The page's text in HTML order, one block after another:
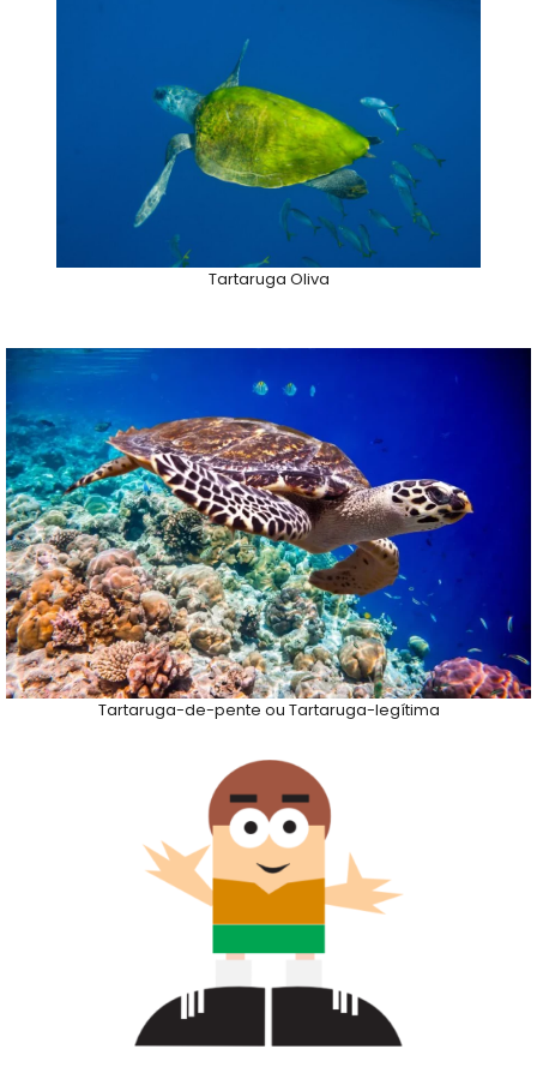
Tartaruga Oliva
Tartaruga-de-pente ou Tartaruga-legítima